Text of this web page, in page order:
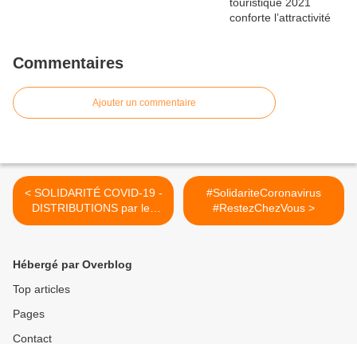
Commentaires
Ajouter un commentaire
< SOLIDARITÉ COVID-19 -
DISTRIBUTIONS par les
bénévoles des Restos du
#SolidariteCoronavirus
#RestezChezVous >
Hébergé par Overblog
Top articles
Pages
Contact